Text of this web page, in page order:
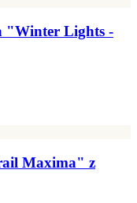
"Winter Lights -
Maxima" z